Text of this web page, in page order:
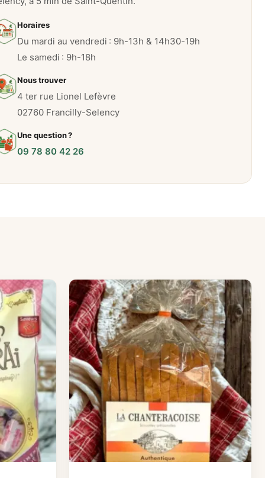
Horaires
Du mardi au vendredi : 9h-13h & 14h30-19h
Le samedi : 9h-18h
Nous trouver
4 ter rue Lionel Lefèvre
02760 Francilly-Selency
Une question ?
09 78 80 42 26